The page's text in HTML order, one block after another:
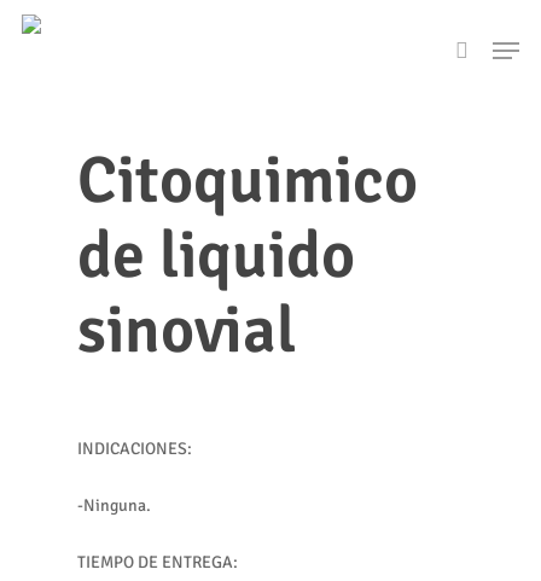
Skip
search
Citoquimico
de liquido
sinovial
INDICACIONES:
-Ninguna.
TIEMPO DE ENTREGA: